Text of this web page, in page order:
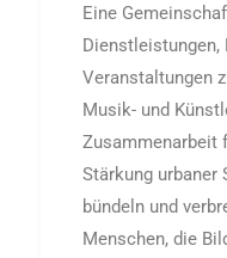
Eine
Dienstleistungen,
Veranstaltungen
Musik- und
Zusammenarbeit
Stärkung urbaner
bündeln und
Menschen, die